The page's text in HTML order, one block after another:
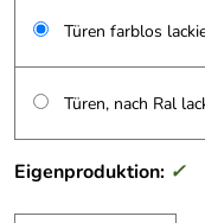
Türen farblos
Türen, nach Ral
Eigenproduktion: ✓